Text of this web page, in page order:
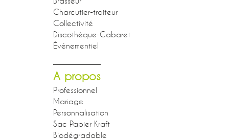
Charcutier-traiteur
Collectivité
Discothèque-Cabaret
Événementiel
A propos
Professionnel
Mariage
Personnalisation
Sac Papier Kraft
Biodégradable